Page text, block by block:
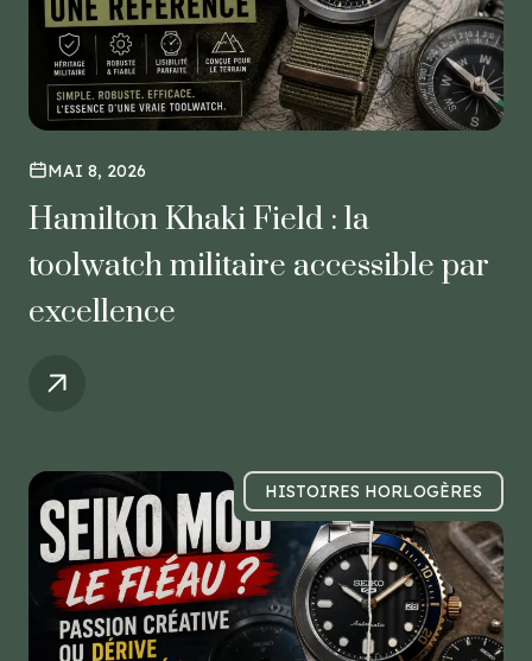
MAI 8, 2026
Hamilton Khaki Field : la
toolwatch militaire accessible par
excellence
HISTOIRES HORLOGÈRES